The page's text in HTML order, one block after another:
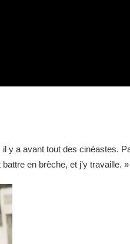
a avant tout des cinéastes.
en brèche, et j’y travaille. »